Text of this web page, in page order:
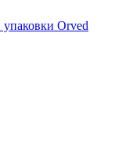
Orved